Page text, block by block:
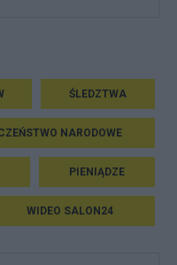
ŚLEDZTWA
NARODOWE
PIENIĄDZE
WIDEO SALON24